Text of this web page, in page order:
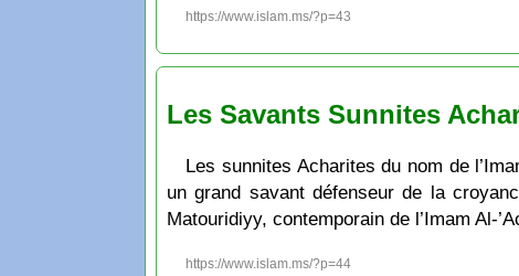
https://www.islam.ms/?p=43
Les Savants Sunnites
Les sunnites Acharites du nom de
un grand savant défenseur de la
Matouridiyy, contemporain de l’Imam Al-
https://www.islam.ms/?p=44